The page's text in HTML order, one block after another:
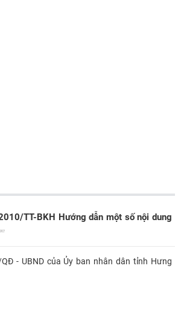
TT-BKH Hướng dẫn một số nội dung
- UBND của Ủy ban nhân dân tỉnh Hưng